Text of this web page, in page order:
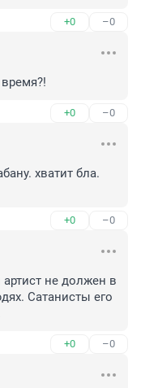
+0 –0
+0 –0
хватит бла.
+0 –0
не должен в
Сатанисты его
+0 –0